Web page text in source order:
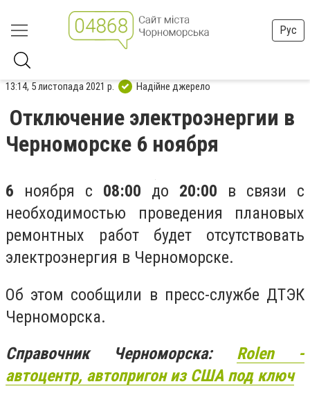
Рус
13:14, 5 листопада 2021 р. Надійне джерело
Отключение электроэнергии в
Черноморске 6 ноября
6 ноября с 08:00 до 20:00 в связи с
необходимостью проведения плановых
ремонтных работ будет отсутствовать
электроэнергия в Черноморске.
Об этом сообщили в пресс-службе ДТЭК
Черноморска.
Справочник Черноморска: Rolen-
автоцентр, автопригон из США под ключ